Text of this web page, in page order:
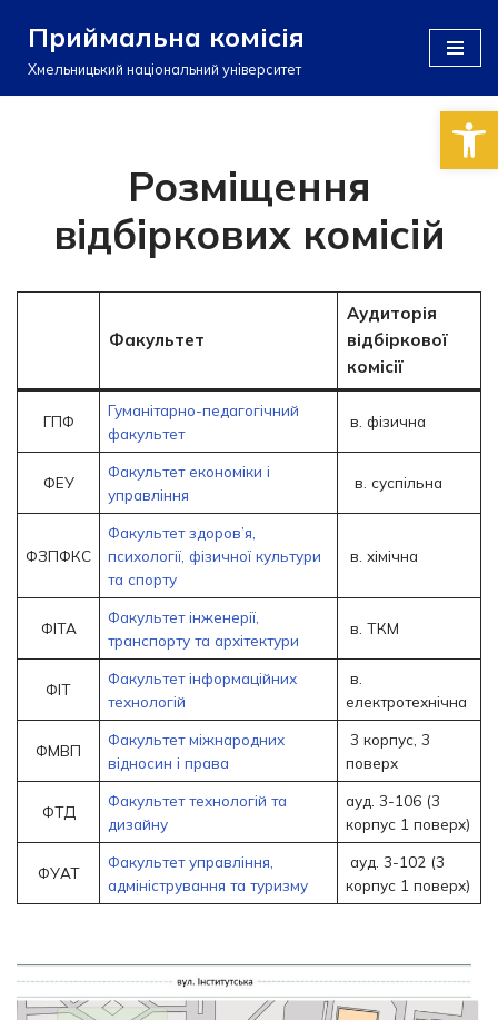
Перейти
Приймальна комісія
Хмельницький національний університет
Розміщення
відбіркових комісій
Факультет
Аудиторія
відбіркової
комісії
ГПФ
Гуманітарно-педагогічний
факультет
в. фізична
ФЕУ
Факультет економіки і
управління
в. суспільна
ФЗПФКС
Факультет здоров’я,
психології, фізичної культури
та спорту
в. хімічна
ФІТА
Факультет інженерії,
транспорту та архітектури
в. ТКМ
ФІТ
Факультет інформаційних
технологій
в.
електротехнічна
ФМВП
Факультет міжнародних
відносин і права
3 корпус, 3
поверх
ФТД
Факультет технологій та
дизайну
ауд. 3-106 (3
корпус 1 поверх)
ФУАТ
Факультет управління,
адміністрування та туризму
ауд. 3-102 (3
корпус 1 поверх)